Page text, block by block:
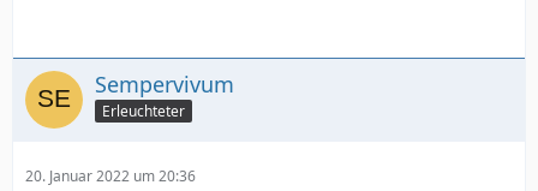
Sempervivum
Erleuchteter
20. Januar 2022 um 20:36